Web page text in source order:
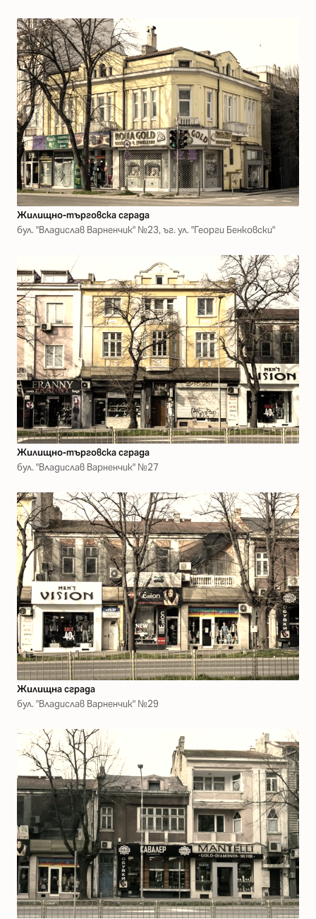
Жилищно-търговска сграда
бул. "Владислав Варненчик" №23, ъг. ул. "Георги Бенковски"
Жилищно-търговска сграда
бул. "Владислав Варненчик" №27
Жилищна сграда
бул. "Владислав Варненчик" №29